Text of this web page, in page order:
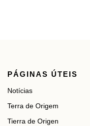
PÁGINAS ÚTEIS
Notícias
Terra de Origem
Tierra de Origen